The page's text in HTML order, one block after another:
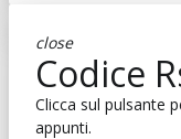
close
Codice
Clicca sul pulsante
appunti.